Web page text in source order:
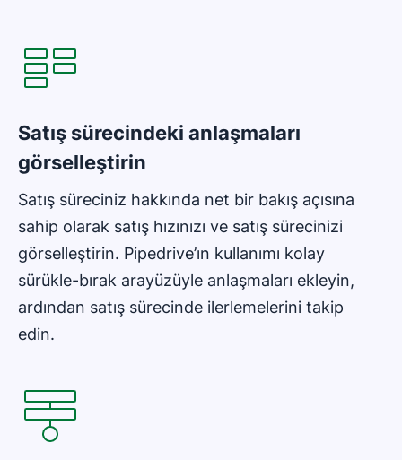
Satış sürecindeki anlaşmaları
görselleştirin
Satış süreciniz hakkında net bir bakış açısına
sahip olarak satış hızınızı ve satış sürecinizi
görselleştirin. Pipedrive’ın kullanımı kolay
sürükle-bırak arayüzüyle anlaşmaları ekleyin,
ardından satış sürecinde ilerlemelerini takip
edin.